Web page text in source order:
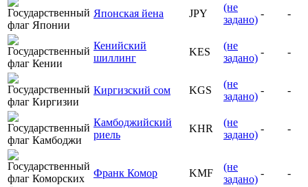
Японская йена JPY
(не
задано)
- -
Кенийский
шиллинг
KES
(не
задано)
- -
Киргизский сом KGS
(не
задано)
- -
Камбоджийский
риель
KHR
(не
задано)
- -
Франк Комор KMF
(не
задано)
- -